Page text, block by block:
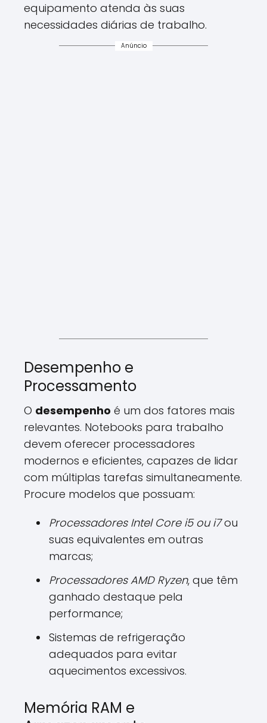
equipamento atenda às suas
necessidades diárias de trabalho.
Anúncio
Desempenho e
Processamento
O desempenho é um dos fatores mais
relevantes. Notebooks para trabalho
devem oferecer processadores
modernos e eficientes, capazes de lidar
com múltiplas tarefas simultaneamente.
Procure modelos que possuam:
Processadores Intel Core i5 ou i7ou
suas equivalentes em outras
marcas;
Processadores AMD Ryzen, que têm
ganhado destaque pela
performance;
Sistemas de refrigeração
adequados para evitar
aquecimentos excessivos.
Memória RAM e